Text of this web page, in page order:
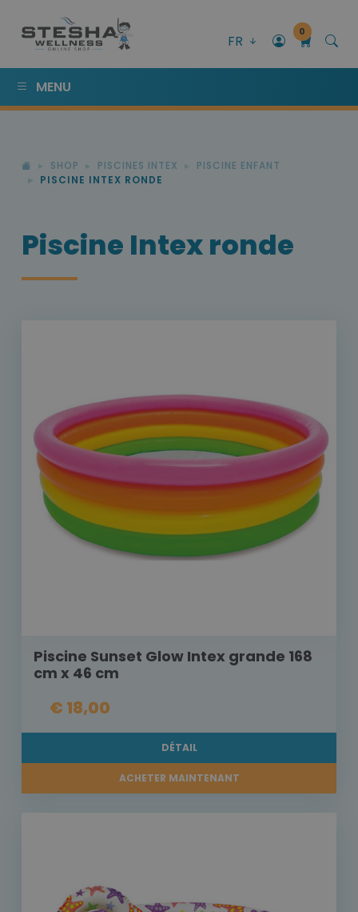
FR
0
MENU
SHOP PISCINES INTEX
PISCINE ENFANT
PISCINE INTEX RONDE
Piscine Intex ronde
Piscine Sunset Glow Intex grande 168
cm x 46 cm
€ 18,00
DÉTAIL
ACHETER MAINTENANT